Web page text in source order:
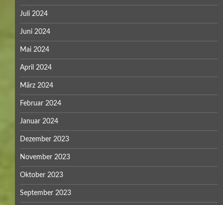
Juli 2024
Juni 2024
Mai 2024
April 2024
März 2024
Februar 2024
Januar 2024
Dezember 2023
November 2023
Oktober 2023
September 2023